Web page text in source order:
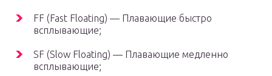
FF (Fast Floating) — Плавающие быстро
всплывающие;
SF (Slow Floating) — Плавающие медленно
всплывающие;